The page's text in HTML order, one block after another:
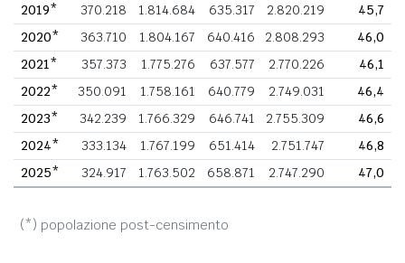
2019*
370.218 1.814.684 635.317 2.820.219
45,7
2020*
363.710 1.804.167 640.416 2.808.293
46,0
2021*
357.373 1.775.276 637.577 2.770.226
46,1
2022*
350.091 1.758.161 640.779 2.749.031
46,4
2023*
342.239 1.766.329 646.741 2.755.309
46,6
2024*
333.134 1.767.199 651.414 2.751.747
46,8
2025*
324.917 1.763.502 658.871 2.747.290 47,0
(*) popolazione post-censimento